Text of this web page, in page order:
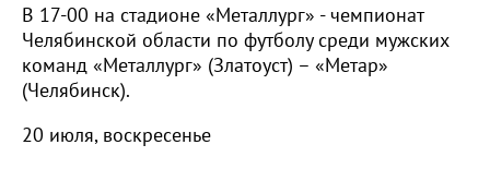
В 17-00 на стадионе «Металлург» - чемпионат
Челябинской области по футболу среди мужских
команд «Металлург» (Златоуст) – «Метар»
(Челябинск).
20 июля, воскресенье